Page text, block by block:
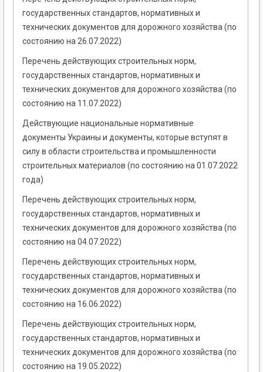
государственных стандартов, нормативных и
технических документов для дорожного хозяйства (по
состоянию на 26.07.2022)
Перечень действующих строительных норм,
государственных стандартов, нормативных и
технических документов для дорожного хозяйства (по
состоянию на 11.07.2022)
Действующие национальные нормативные
документы Украины и документы, которые вступят в
силу в области строительства и промышленности
строительных материалов (по состоянию на 01.07.2022
года)
Перечень действующих строительных норм,
государственных стандартов, нормативных и
технических документов для дорожного хозяйства (по
состоянию на 04.07.2022)
Перечень действующих строительных норм,
государственных стандартов, нормативных и
технических документов для дорожного хозяйства (по
состоянию на 16.06.2022)
Перечень действующих строительных норм,
государственных стандартов, нормативных и
технических документов для дорожного хозяйства (по
состоянию на 19.05.2022)